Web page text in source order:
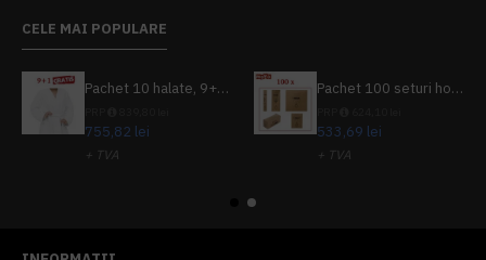
CELE MAI POPULARE
Pachet 10 halate, 9+1 gratuit
755,82 lei
+ TVA
Pachet 100 seturi hoteliere, set dentar, set barbierit, casca de dus, pila unghii, set cusut
533,69 lei
+ TVA